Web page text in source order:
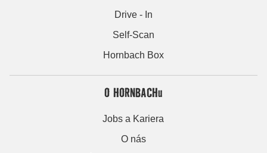
Drive - In
Self-Scan
Hornbach Box
O HORNBACHu
Jobs a Kariera
O nás